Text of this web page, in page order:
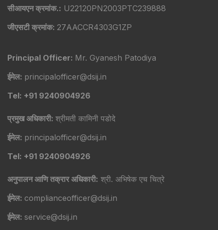
सीआयएन क्रमांक.: U22120PN2003PTC239888
जीएसटी क्रमांक: 27AACCR4303G1ZP
Principal Officer: Mr. Gyanesh Patodiya
ईमेल: principalofficer@dsij.in
Tel: +91 9240904926
प्रमुख अधिकारी: श्रीमती कामिनी पडोदे
ईमेल: principalofficer@dsij.in
Tel: +91 9240904926
अनुपालन आणि तक्रार अधिकारी: श्री. अभिषेक एच चित्रे
ईमेल: complianceofficer@dsij.in
ईमेल: service@dsij.in